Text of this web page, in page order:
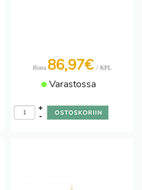
Hinta 86,97€ / KPL
Varastossa
-
+